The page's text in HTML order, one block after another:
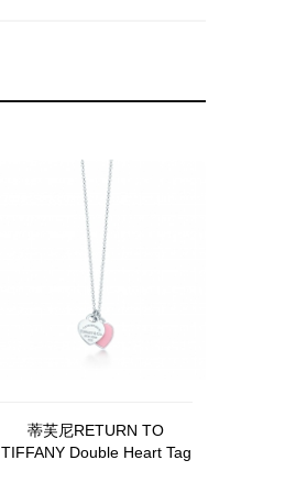
蒂芙尼RETURN TO
TIFFANY Double Heart Tag